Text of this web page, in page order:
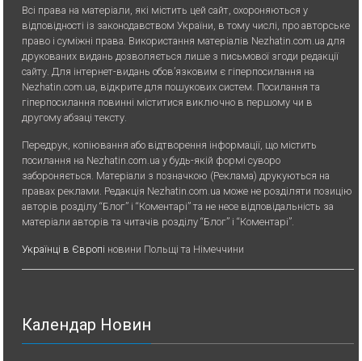
Всі права на матеріали, які містить цей сайт, охороняються у
відповідності із законодавством України, в тому числі, про авторське
право і суміжні права. Використання матерiалiв Nezhatin.com.ua для
друкованих видань дозволяється лише з письмової згоди редакції
сайту. Для iнтернет-видань обов’язковим є гiперпосилання на
Nezhatin.com.ua, відкрите для пошукових систем. Посилання та
гіперпосилання повинні міститися виключно в першому чи в
другому абзаці тексту.
Передрук, копiювання або вiдтворення iнформацiї, що мiстить
посилання на Nezhatin.com.ua у будь-якiй формi суворо
забороняється. Матеріали з позначкою (Реклама) друкуються на
правах реклами. Редакція Nezhatin.com.ua може не розділяти позицію
авторів розділу “Блог” і “Коментарі” та не несе відповідальність за
матеріали авторів та читачів розділу “Блог” і “Коментарі”.
Українці в Європі новини Польщі та Німеччини
Календар Новин